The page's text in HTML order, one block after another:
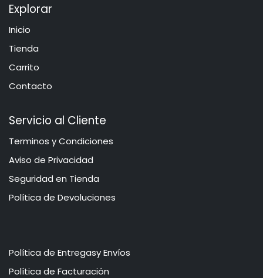
Explorar
Inicio
​​​Tie​n​d​a
Carrito
Contacto
Servicio al Cliente
​​​​​​​​​​​​​​​​​​T​e​r​mi​n​o​s​ ​y​ Co​n​di​cio​ne​s
Aviso de Privacidad
​​​​​​​​S​e​gu​r​idad ​en​ Ti​enda
Política de Devoluciones
Política de Entregasy Envíos
​​​​​P​o​l​​ít​ica de Facturación